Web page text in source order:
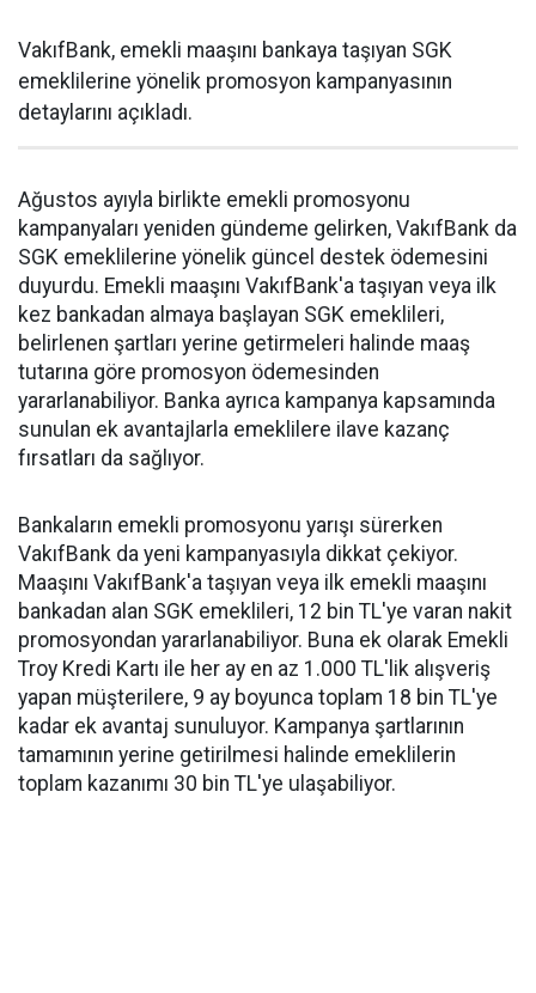
VakıfBank, emekli maaşını bankaya taşıyan SGK
emeklilerine yönelik promosyon kampanyasının
detaylarını açıkladı.
Ağustos ayıyla birlikte emekli promosyonu
kampanyaları yeniden gündeme gelirken, VakıfBank da
SGK emeklilerine yönelik güncel destek ödemesini
duyurdu. Emekli maaşını VakıfBank'a taşıyan veya ilk
kez bankadan almaya başlayan SGK emeklileri,
belirlenen şartları yerine getirmeleri halinde maaş
tutarına göre promosyon ödemesinden
yararlanabiliyor. Banka ayrıca kampanya kapsamında
sunulan ek avantajlarla emeklilere ilave kazanç
fırsatları da sağlıyor.
Bankaların emekli promosyonu yarışı sürerken
VakıfBank da yeni kampanyasıyla dikkat çekiyor.
Maaşını VakıfBank'a taşıyan veya ilk emekli maaşını
bankadan alan SGK emeklileri, 12 bin TL'ye varan nakit
promosyondan yararlanabiliyor. Buna ek olarak Emekli
Troy Kredi Kartı ile her ay en az 1.000 TL'lik alışveriş
yapan müşterilere, 9 ay boyunca toplam 18 bin TL'ye
kadar ek avantaj sunuluyor. Kampanya şartlarının
tamamının yerine getirilmesi halinde emeklilerin
toplam kazanımı 30 bin TL'ye ulaşabiliyor.